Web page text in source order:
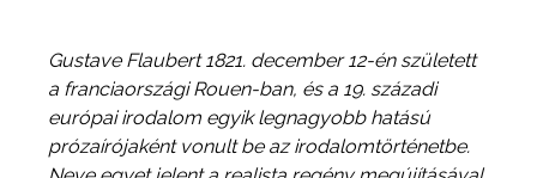
Gustave Flaubert 1821. december 12-én született
a franciaországi Rouen-ban, és a 19. századi
európai irodalom egyik legnagyobb hatású
prózaírójaként vonult be az irodalomtörténetbe.